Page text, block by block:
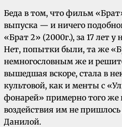
Беда в том, что фильм
выпуска — и ничего
«Брат 2» (2000г.), за 17 лет у
Нет, попытки были, та же
немногословным же и
вышедшая вскоре, стала в
культовой, как и менты с
фонарей» примерно того же
воздействия им не пришлось
Данилой.